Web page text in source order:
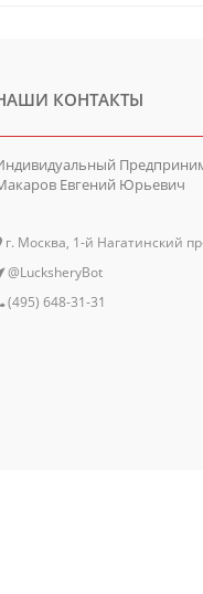
КОНТАКТЫ
Евгений Юрьевич
г. Москва, 1-й Нагатинский
@LucksheryBot
(495) 648-31-31